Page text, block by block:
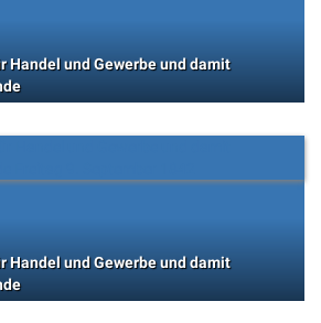
Handel und Gewerbe und damit
Handel und Gewerbe und damit